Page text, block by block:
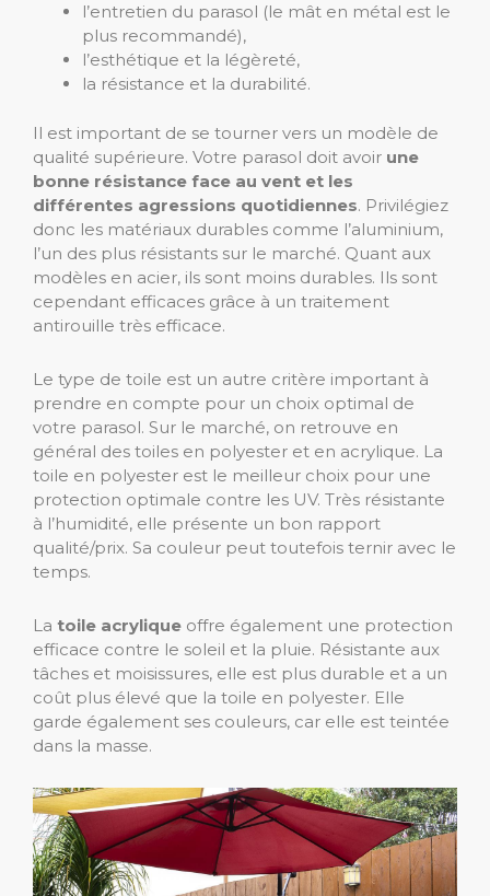
l’entretien du parasol (le mât en métal est le
plus recommandé),
l’esthétique et la légèreté,
la résistance et la durabilité.
Il est important de se tourner vers un modèle de
qualité supérieure. Votre parasol doit avoir une
bonne résistance face au vent et les
différentes agressions quotidiennes. Privilégiez
donc les matériaux durables comme l’aluminium,
l’un des plus résistants sur le marché. Quant aux
modèles en acier, ils sont moins durables. Ils sont
cependant efficaces grâce à un traitement
antirouille très efficace.
Le type de toile est un autre critère important à
prendre en compte pour un choix optimal de
votre parasol. Sur le marché, on retrouve en
général des toiles en polyester et en acrylique. La
toile en polyester est le meilleur choix pour une
protection optimale contre les UV. Très résistante
à l’humidité, elle présente un bon rapport
qualité/prix. Sa couleur peut toutefois ternir avec le
temps.
La toile acrylique offre également une protection
efficace contre le soleil et la pluie. Résistante aux
tâches et moisissures, elle est plus durable et a un
coût plus élevé que la toile en polyester. Elle
garde également ses couleurs, car elle est teintée
dans la masse.